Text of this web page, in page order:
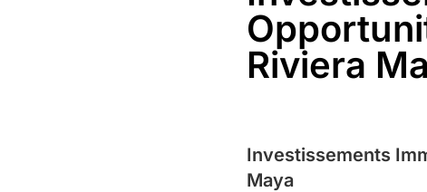
Riviera
Investissements
Maya